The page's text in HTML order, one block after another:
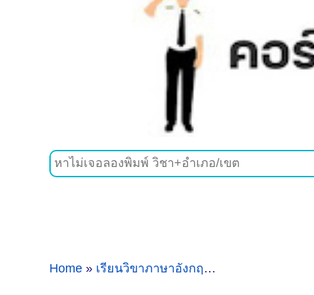
Home » เรียนวิขาภาษาอังกฤษ »